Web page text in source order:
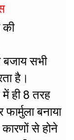
सभी
है।
ही 8 तरह
बनाया
से होने